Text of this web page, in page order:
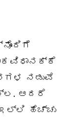
ನಡುವೆ
ಆದರೆ
ಹೆಚ್ಚು